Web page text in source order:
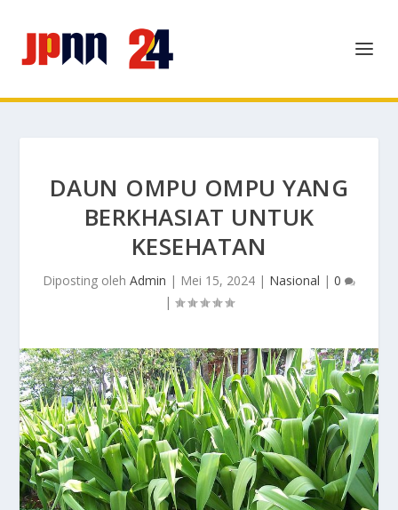
DAUN OMPU OMPU YANG
BERKHASIAT UNTUK
KESEHATAN
Diposting oleh Admin | Mei 15, 2024 | Nasional | 0
|